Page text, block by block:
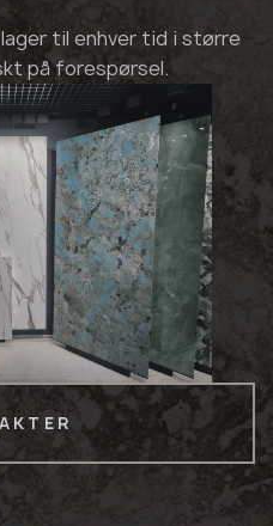
til enhver tid i større
på forespørsel.